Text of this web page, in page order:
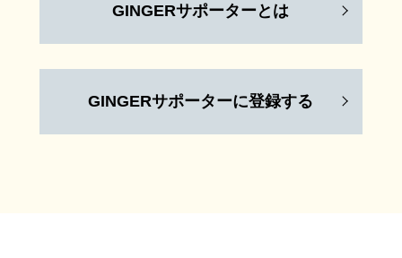
GINGERサポーターとは
GINGERサポーターに登録する